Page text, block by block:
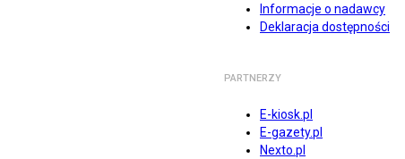
Informacje o nadawcy
Deklaracja dostępności
PARTNERZY
E-kiosk.pl
E-gazety.pl
Nexto.pl